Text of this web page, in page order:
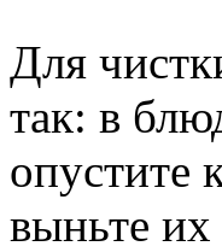
Для
так: в
опустите
выньте